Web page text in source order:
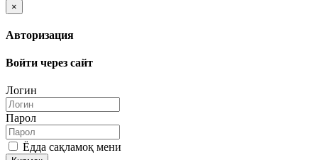
×
Авторизация
Войти через сайт
Логин
Парол
Ёдда сақламоқ мени